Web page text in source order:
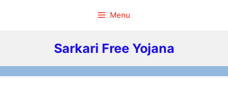
Menu
Sarkari Free Yojana